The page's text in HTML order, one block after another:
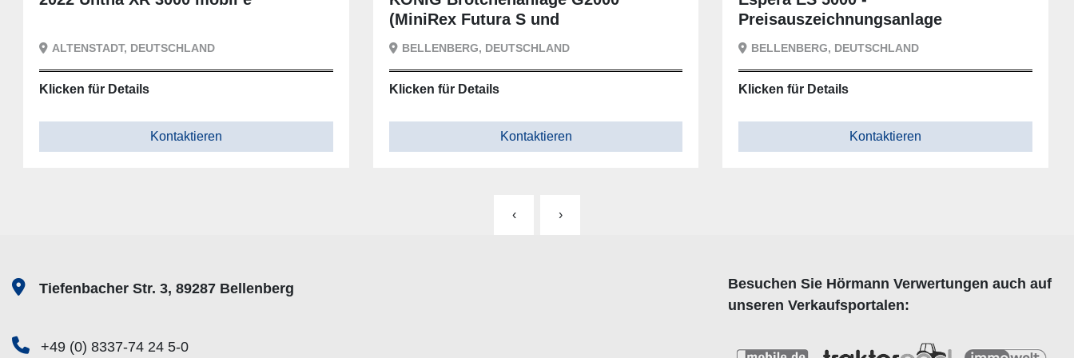
Motor: 24 VDC; 500 W
Werkstückspannung: Pneumatisch
Zul. Raumtemperatur während des Betriebes: min. 15 °C und max. 40
Bedienungsanleitung liegt in Digitalerform vor.
ALTENSTADT, DEUTSCHLAND
Klicken für Details
Kontaktieren
(MiniRex Futura S und
Gärschrankanlage G2000-K2)
BELLENBERG, DEUTSCHLAND
Klicken für Details
Kontaktieren
Preisauszeichnungsanlage
BELLENBERG, DEUTSCHLAND
Klicken für Details
Kontaktieren
‹ ›
Tiefenbacher Str. 3, 89287 Bellenberg
+49 (0) 8337-74 24 5-0
Besuchen Sie Hörmann Verwertungen auch auf
unseren Verkaufsportalen: